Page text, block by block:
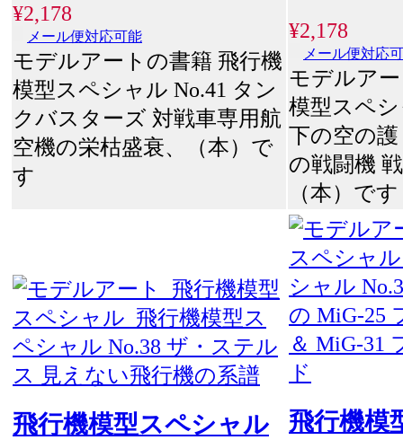
¥2,178
メール便対応可能
モデルアートの書籍 飛行機
模型スペシャル No.41 タン
クバスターズ 対戦車専用航
空機の栄枯盛衰、（本）で
す
¥2,178
メール便対応
モデルア
模型スペシ
下の空の
の戦闘機
（本）です
飛行機模型スペシャル
飛行機模